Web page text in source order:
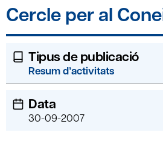
Cercle per al
Tipus de publicació
Resum d’activitats
Data
30-09-2007